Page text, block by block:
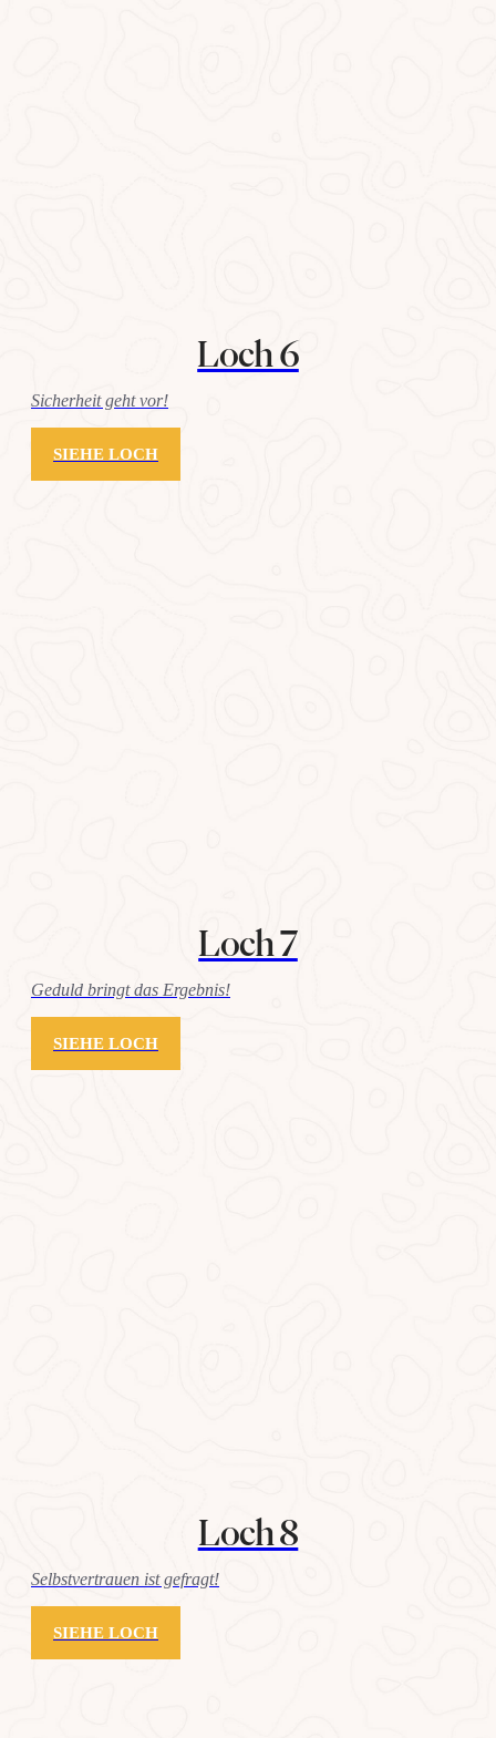
Loch 6
Sicherheit geht vor!
SIEHE LOCH
Loch 7
Geduld bringt das Ergebnis!
SIEHE LOCH
Loch 8
Selbstvertrauen ist gefragt!
SIEHE LOCH